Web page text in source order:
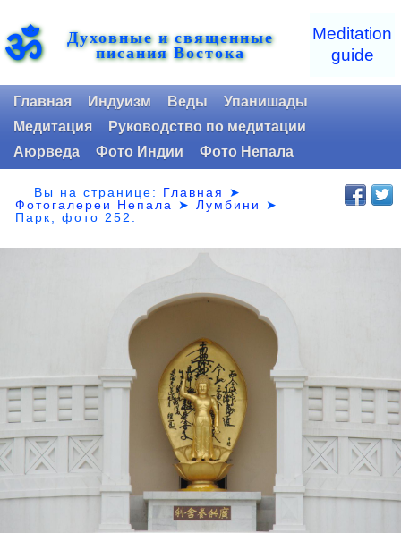
ॐ Духовные и священные
писания Востока
Meditation
guide
Главная Индуизм Веды
Упанишады
Медитация
Руководство по медитации
Аюрведа
Фото Индии Фото Непала
Вы на странице: Главная
➤
Фотогалереи Непала
➤Лумбини
➤
Парк,фото 252.